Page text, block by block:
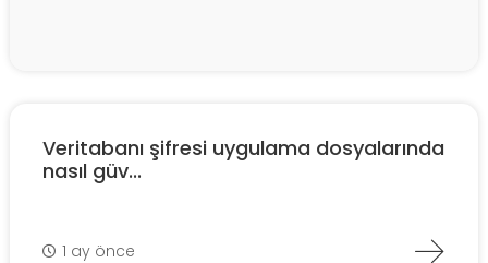
Veritabanı şifresi uygulama dosyalarında
nasıl güv...
1 ay önce